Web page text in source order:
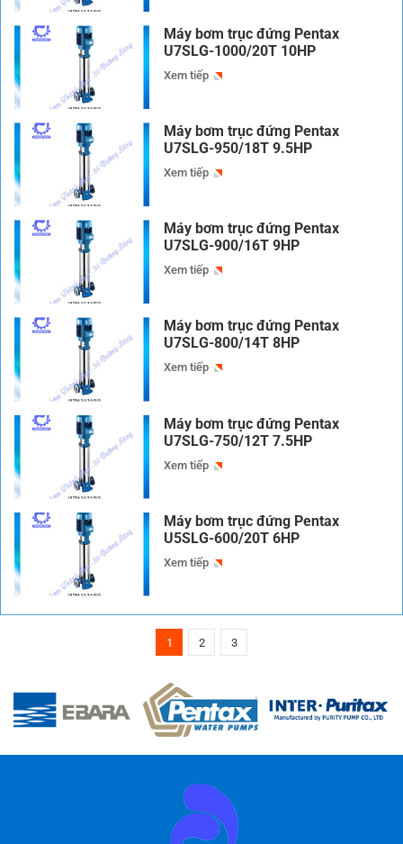
Máy bơm trục đứng Pentax
U7SLG-1000/20T 10HP
Xem tiếp
Máy bơm trục đứng Pentax
U7SLG-950/18T 9.5HP
Xem tiếp
Máy bơm trục đứng Pentax
U7SLG-900/16T 9HP
Xem tiếp
Máy bơm trục đứng Pentax
U7SLG-800/14T 8HP
Xem tiếp
Máy bơm trục đứng Pentax
U7SLG-750/12T 7.5HP
Xem tiếp
Máy bơm trục đứng Pentax
U5SLG-600/20T 6HP
Xem tiếp
1 2 3